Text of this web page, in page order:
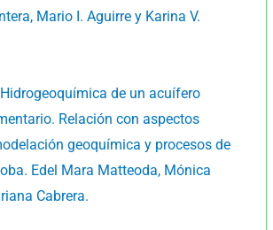
Mario I. Aguirre y Karina V.
de un acuífero
Relación con aspectos
geoquímica y procesos de
Edel Mara Matteoda, Mónica
Cabrera.